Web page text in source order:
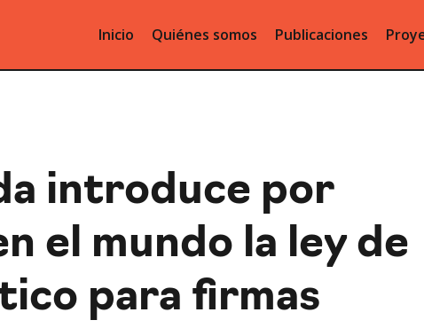
Inicio Quiénes somos Publicaciones
introduce por
el mundo la ley de
para firmas